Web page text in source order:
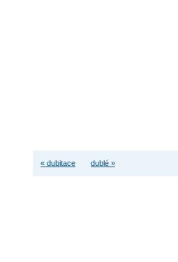
« dubitace dublé »